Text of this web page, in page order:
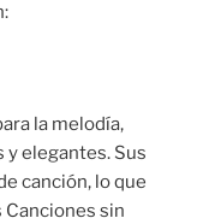
la melodía,
elegantes. Sus
canción, lo que
sin